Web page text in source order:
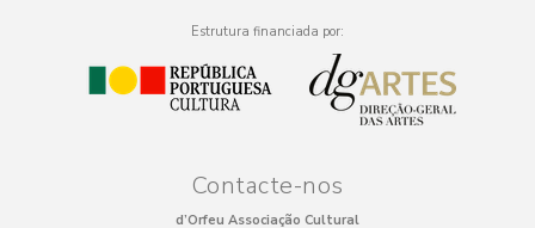
Estrutura financiada por:
Contacte-nos
d’Orfeu Associação Cultural